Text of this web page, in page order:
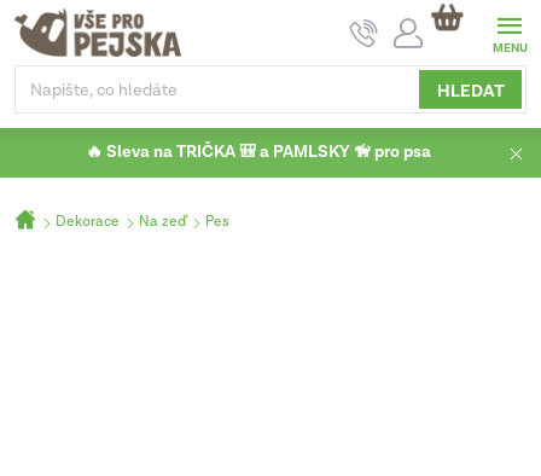
Přejít
obsah
HLEDAT
NÁKUPNÍ
KOŠÍK
🔥 Sleva na TRIČKA 🎒 a PAMLSKY 🦮 pro psa
DomůDekorace Na zeď Pes